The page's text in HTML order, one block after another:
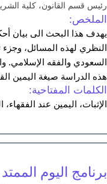
رئيس قسم القانون، كلية
الملخص:
يهدف هذا البحث الى بيان
النظري لهذه المسائل، وجزء
السعودي والفقه الإسلامي.
هذه الدراسة صيغة اليمين
الكلمات المفتاحية:
الإثبات، اليمين عند
برنامج اليوم